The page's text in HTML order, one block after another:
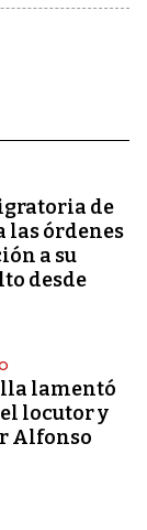
de
las órdenes
a su
desde
lamentó
locutor y
Alfonso